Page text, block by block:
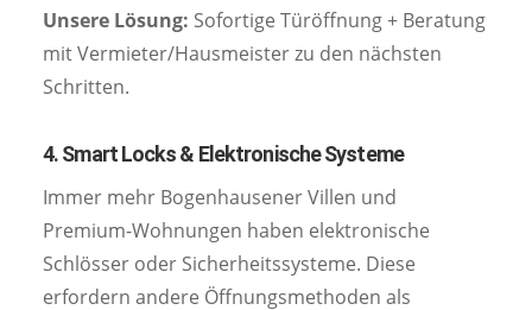
Unsere Lösung: Sofortige Türöffnung + Beratung
mit Vermieter/Hausmeister zu den nächsten
Schritten.
4. Smart Locks & Elektronische Systeme
Immer mehr Bogenhausener Villen und
Premium-Wohnungen haben elektronische
Schlösser oder Sicherheitssysteme. Diese
erfordern andere Öffnungsmethoden als